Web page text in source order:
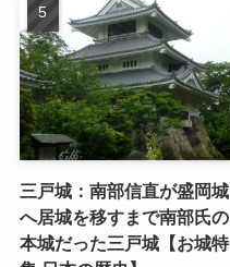
三戸城：南部信直が盛岡城
へ居城を移すまで南部氏の
本城だった三戸城【お城特